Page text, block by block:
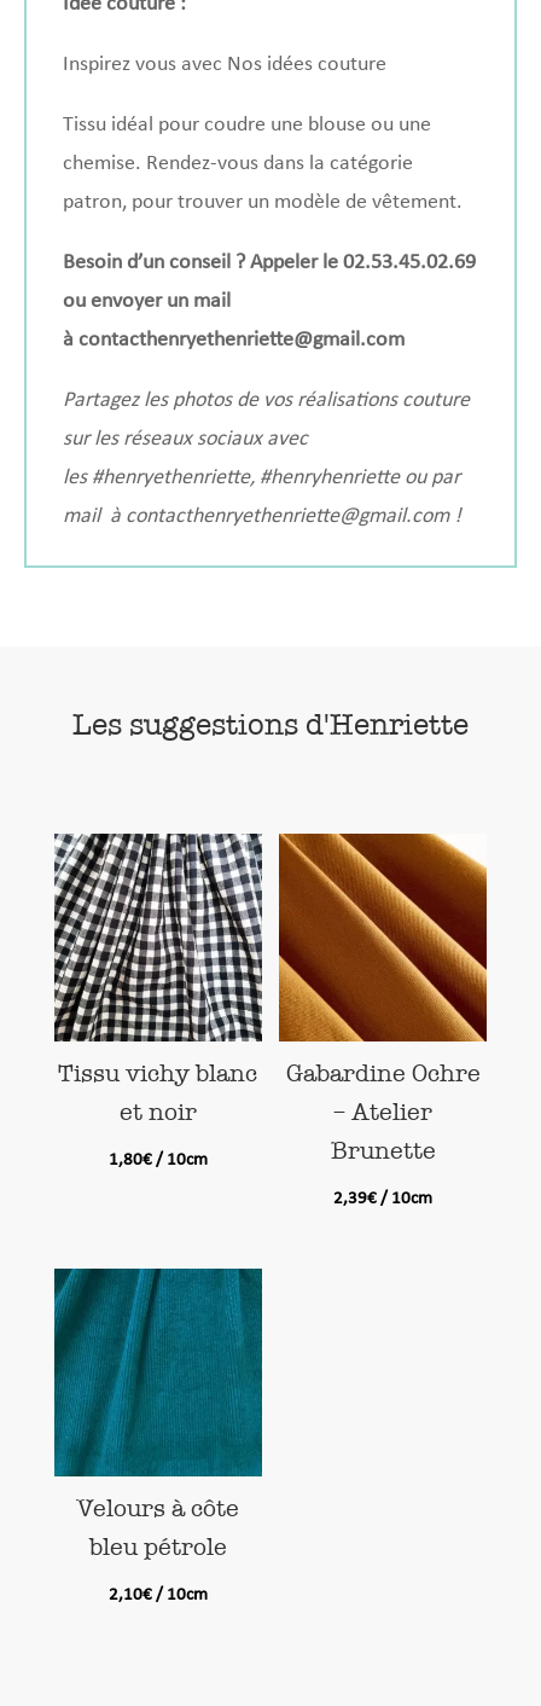
Inspirez vous avec Nos idées couture
Tissu idéal pour coudre une blouse ou une
chemise. Rendez-vous dans la catégorie
patron, pour trouver un modèle de vêtement.
Besoin d’un conseil ? Appeler le 02.53.45.02.69
ou envoyer un mail
à contacthenryethenriette@gmail.com
Partagez les photos de vos réalisations couture
sur les réseaux sociaux avec
les #henryethenriette, #henryhenrietteou par
mail à contacthenryethenriette@gmail.com!
Les suggestions d'Henriette
Tissu vichy blanc
et noir
1,80€/ 10cm
Gabardine Ochre
– Atelier
Brunette
2,39€ / 10cm
Velours à côte
bleu pétrole
2,10€/ 10cm